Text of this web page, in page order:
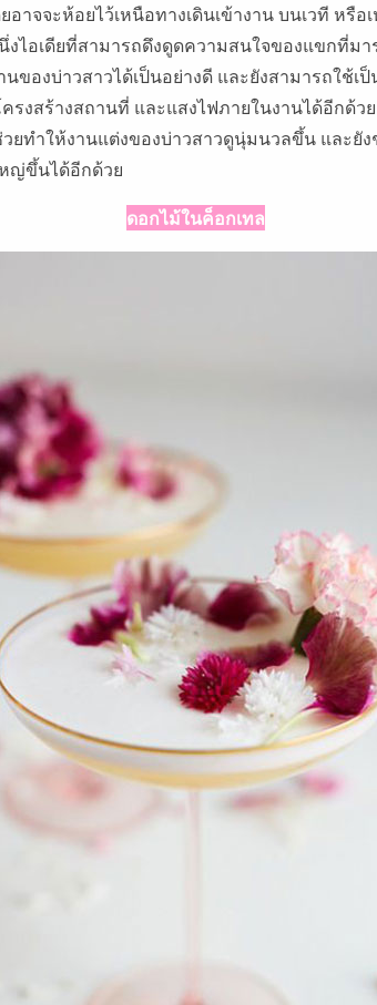
าจจะห้อยไว้เหนือทางเดินเข้างาน บนเวที หรือ
ไอเดียที่สามารถดึงดูดความสนใจของแขกที่มา
ของบ่าวสาวได้เป็นอย่างดี และยังสามารถใช้เ
รงสร้างสถานที่ และแสงไฟภายในงานได้อีกด้ว
ยทำให้งานแต่งของบ่าวสาวดูนุ่มนวลขึ้น และยั
ญ่ขึ้นได้อีกด้วย
ดอกไม้ในค็อกเทล